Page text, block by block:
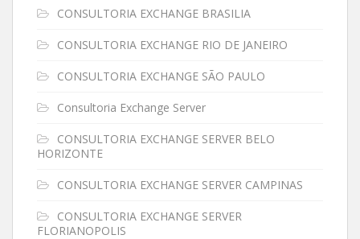
CONSULTORIA EXCHANGE BRASILIA
CONSULTORIA EXCHANGE RIO DE JANEIRO
CONSULTORIA EXCHANGE SÃO PAULO
Consultoria Exchange Server
CONSULTORIA EXCHANGE SERVER BELO
HORIZONTE
CONSULTORIA EXCHANGE SERVER CAMPINAS
CONSULTORIA EXCHANGE SERVER
FLORIANOPOLIS